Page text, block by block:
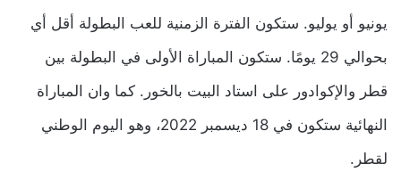
يونيو أو يوليو. ستكون الفترة الزمنية للعب البطولة أقل أي
بحوالي 29 يومًا. ستكون المباراة الأولى في البطولة بين
قطر والإكوادور على استاد البيت بالخور. كما وان المباراة
النهائية ستكون في 18 ديسمبر 2022، وهو اليوم الوطني
لقطر.